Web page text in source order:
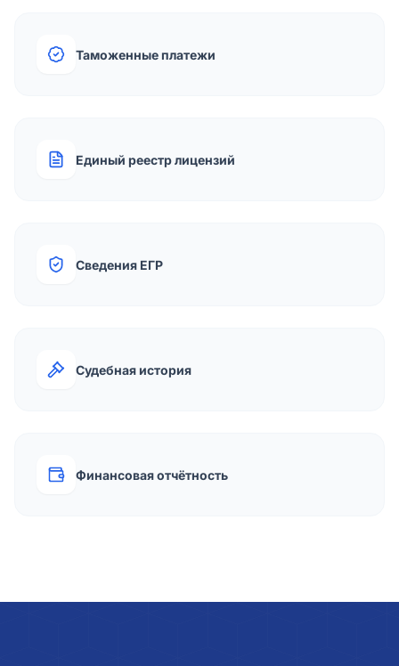
Таможенные платежи
Единый реестр лицензий
Сведения ЕГР
Судебная история
Финансовая отчётность